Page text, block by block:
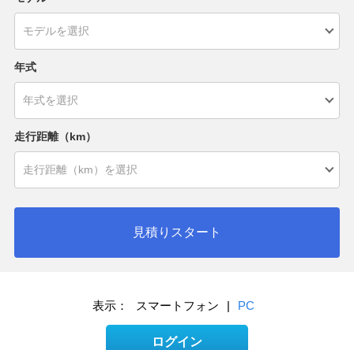
年式
走行距離（km）
見積りスタート
表示： スマートフォン | PC
ログイン